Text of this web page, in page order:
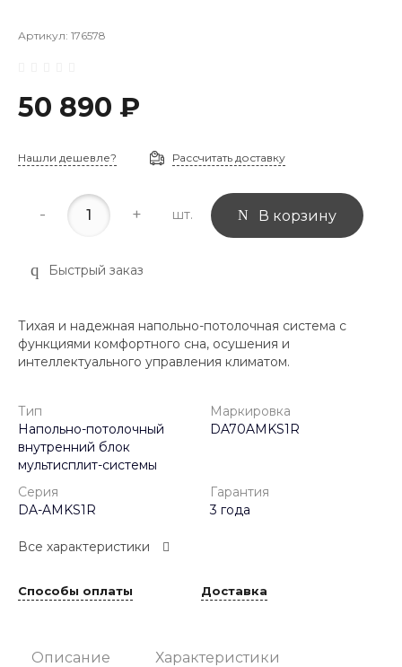
Артикул: 176578
50 890 ₽
Нашли дешевле? Рассчитать доставку
- + шт. В корзину
Быстрый заказ
Тихая и надежная напольно-потолочная система с
функциями комфортного сна, осушения и
интеллектуального управления климатом.
Тип
Напольно-потолочный
внутренний блок
мультисплит-системы
Маркировка
DA70AMKS1R
Серия
DA-AMKS1R
Гарантия
3 года
Все характеристики
Способы оплаты Доставка
Описание Характеристики